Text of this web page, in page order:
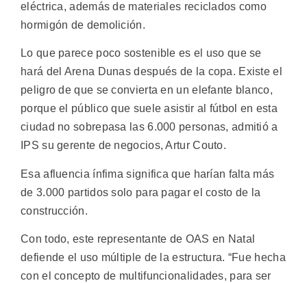
eléctrica, además de materiales reciclados como
hormigón de demolición.
Lo que parece poco sostenible es el uso que se
hará del Arena Dunas después de la copa. Existe el
peligro de que se convierta en un elefante blanco,
porque el público que suele asistir al fútbol en esta
ciudad no sobrepasa las 6.000 personas, admitió a
IPS su gerente de negocios, Artur Couto.
Esa afluencia ínfima significa que harían falta más
de 3.000 partidos solo para pagar el costo de la
construcción.
Con todo, este representante de OAS en Natal
defiende el uso múltiple de la estructura. “Fue hecha
con el concepto de multifuncionalidades, para ser